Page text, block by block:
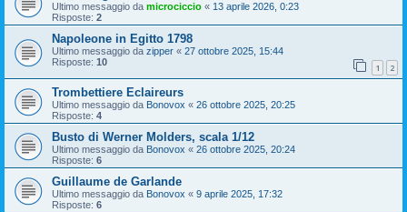
Ultimo messaggio da microciccio « 13 aprile 2026, 0:23
Risposte: 2
Napoleone in Egitto 1798
Ultimo messaggio da zipper « 27 ottobre 2025, 15:44
Risposte: 10 1 2
Trombettiere Eclaireurs
Ultimo messaggio da Bonovox « 26 ottobre 2025, 20:25
Risposte: 4
Busto di Werner Molders, scala 1/12
Ultimo messaggio da Bonovox « 26 ottobre 2025, 20:24
Risposte: 6
Guillaume de Garlande
Ultimo messaggio da Bonovox « 9 aprile 2025, 17:32
Risposte: 6